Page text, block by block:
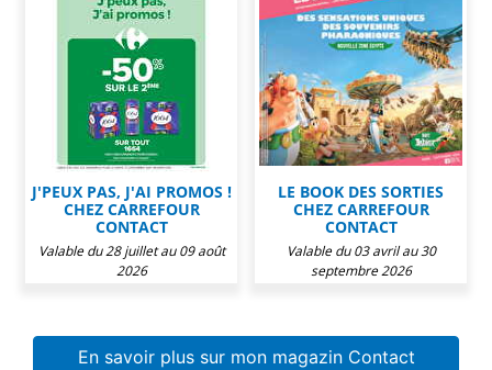
J'PEUX PAS, J'AI PROMOS !
CHEZ CARREFOUR
CONTACT
Valable du 28 juillet au 09 août
2026
LE BOOK DES SORTIES
CHEZ CARREFOUR
CONTACT
Valable du 03 avril au 30
septembre 2026
En savoir plus sur mon magazin Contact